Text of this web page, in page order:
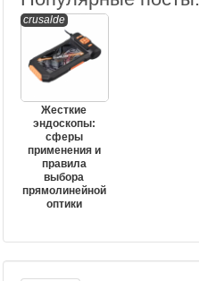
crusalde
Жесткие
эндоскопы:
сферы
применения и
правила
выбора
прямолинейной
оптики